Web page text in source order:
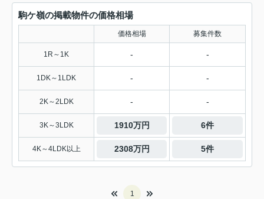
駒ケ嶺の掲載物件の価格相場
価格相場 募集件数
1R～1K - -
1DK～1LDK - -
2K～2LDK - -
3K～3LDK 1910万円 6件
4K～4LDK以上 2308万円 5件
1